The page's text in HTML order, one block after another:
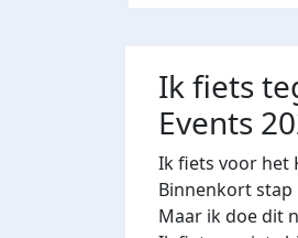
Ik fiets
Events
Ik fiets voor het
Binnenkort stap
Maar ik doe dit